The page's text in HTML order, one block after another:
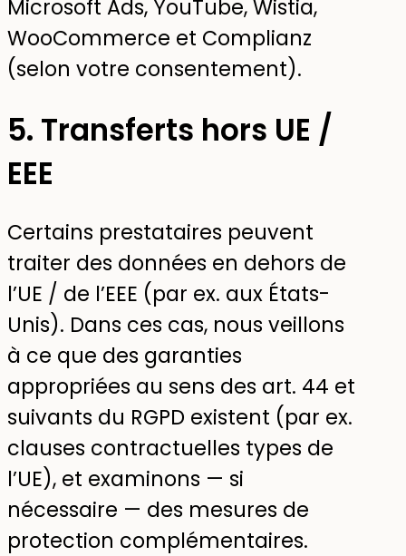
Microsoft Ads, YouTube, Wistia,
WooCommerce et Complianz
(selon votre consentement).
5. Transferts hors UE /
EEE
Certains prestataires peuvent
traiter des données en dehors de
l’UE / de l’EEE (par ex. aux États-
Unis). Dans ces cas, nous veillons
à ce que des garanties
appropriées au sens des art. 44 et
suivants du RGPD existent (par ex.
clauses contractuelles types de
l’UE), et examinons — si
nécessaire — des mesures de
protection complémentaires.